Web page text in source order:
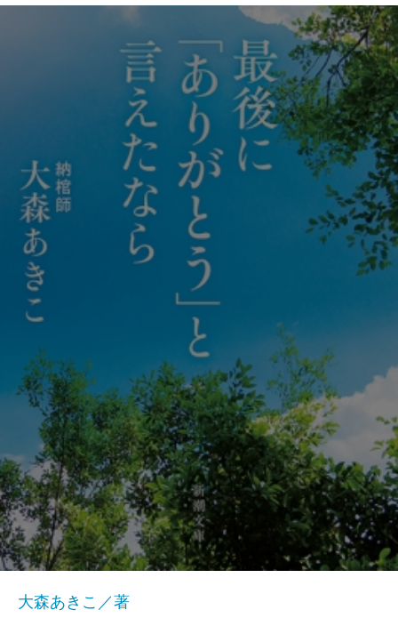
大森あきこ／著